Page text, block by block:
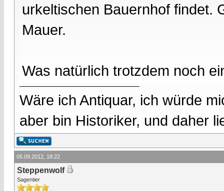
urkeltischen Bauernhof findet.
Mauer.
Was natürlich trotzdem noch
Wäre ich Antiquar, ich würde
aber bin Historiker, und daher
05.09.2012, 18:22
Steppenwolf
Sagentier